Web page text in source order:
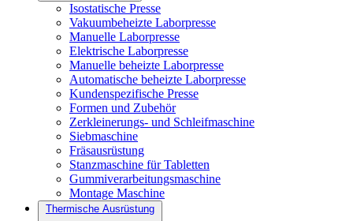
Isostatische Presse
Vakuumbeheizte Laborpresse
Manuelle Laborpresse
Elektrische Laborpresse
Manuelle beheizte Laborpresse
Automatische beheizte Laborpresse
Kundenspezifische Presse
Formen und Zubehör
Zerkleinerungs- und Schleifmaschine
Siebmaschine
Fräsausrüstung
Stanzmaschine für Tabletten
Gummiverarbeitungsmaschine
Montage Maschine
Thermische Ausrüstung